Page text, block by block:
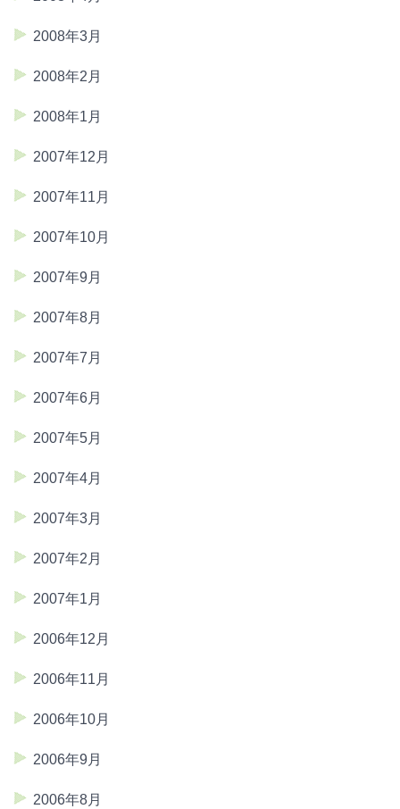
2008年3月
2008年2月
2008年1月
2007年12月
2007年11月
2007年10月
2007年9月
2007年8月
2007年7月
2007年6月
2007年5月
2007年4月
2007年3月
2007年2月
2007年1月
2006年12月
2006年11月
2006年10月
2006年9月
2006年8月